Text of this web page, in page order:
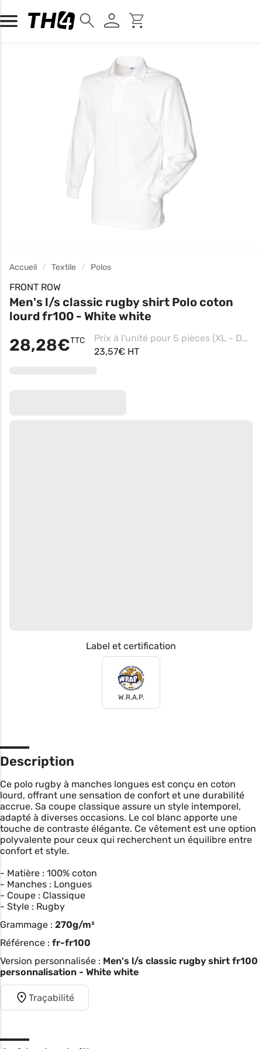
Accueil Textile Polos
FRONT ROW
Men's l/s classic rugby shirt Polo coton
lourd fr100 - White white
28,28€TTC
Prix à l'unité pour 5 pièces (XL - Deep Burgundy/white)
23,57€ HT
Label et certification
W.R.A.P.
Description
Ce polo rugby à manches longues est conçu en coton
lourd, offrant une sensation de confort et une durabilité
accrue. Sa coupe classique assure un style intemporel,
adapté à diverses occasions. Le col blanc apporte une
touche de contraste élégante. Ce vêtement est une option
polyvalente pour ceux qui recherchent un équilibre entre
confort et style.
- Matière : 100% coton
- Manches : Longues
- Coupe : Classique
- Style : Rugby
Grammage : 270g/m²
Référence : fr-fr100
Version personnalisée : Men's l/s classic rugby shirt fr100
personnalisation - White white
Traçabilité